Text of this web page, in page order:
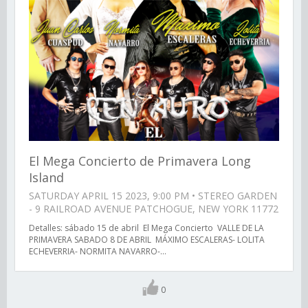
El Mega Concierto de Primavera Long
Island
SATURDAY APRIL 15 2023, 9:00 PM • STEREO GARDEN
- 9 RAILROAD AVENUE PATCHOGUE, NEW YORK 11772
Detalles: sábado 15 de abril El Mega Concierto VALLE DE LA
PRIMAVERA SABADO 8 DE ABRIL MÁXIMO ESCALERAS- LOLITA
ECHEVERRIA- NORMITA NAVARRO-...
0